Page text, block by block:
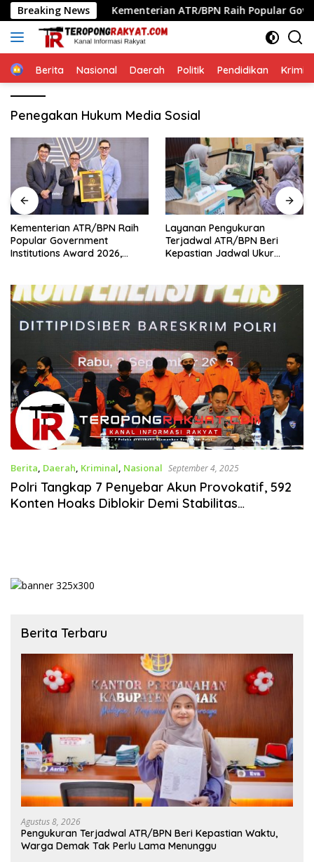
Langsung
ke
konten
Breaking NewsKementerian ATR/BPN Raih Popular
HomeBerita Nasional Daerah Politik Pendidikan
Penegakan Hukum Media Sosial
Kementerian ATR/BPN Raih
Popular Government
Institutions Award 2026,
Layanan Pengukuran
Terjadwal ATR/BPN Beri
Kepastian Jadwal Ukur
Berita, Daerah, Kriminal, Nasional September 4, 2025
Polri Tangkap 7 Penyebar Akun Provokatif, 592
Konten Hoaks Diblokir Demi Stabilitas
Berita Terbaru
Agustus 8, 2026
Pengukuran Terjadwal ATR/BPN Beri Kepastian Waktu,
Warga Demak Tak Perlu Lama Menunggu